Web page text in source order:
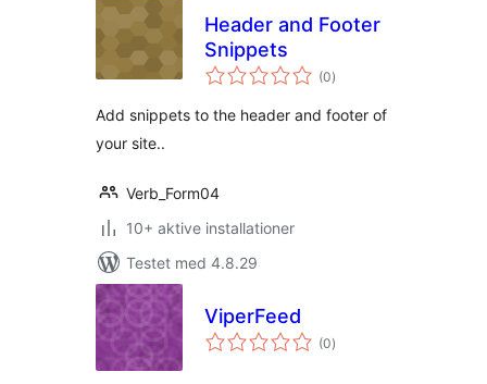
Header and Footer
Snippets
(0totale
bedømmelser
)
Add snippets to the header and footer of
your site..
Verb_Form04
10+ aktive installationer
Testet med 4.8.29
ViperFeed
(0totale
bedømmelser
)